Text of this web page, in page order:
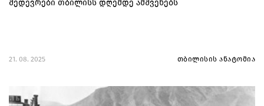
შედევრები თბილისს დღემდე ამშვენებს
21. 08. 2025 თბილისის ანატომია